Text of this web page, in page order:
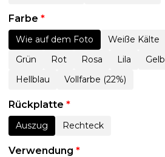
Farbe *
Wie auf dem Foto Weiße Kälte
Grün
Rot Rosa Lila Gelb
Hellblau
Vollfarbe (22%)
Rückplatte *
Auszug Rechteck
Verwendung *